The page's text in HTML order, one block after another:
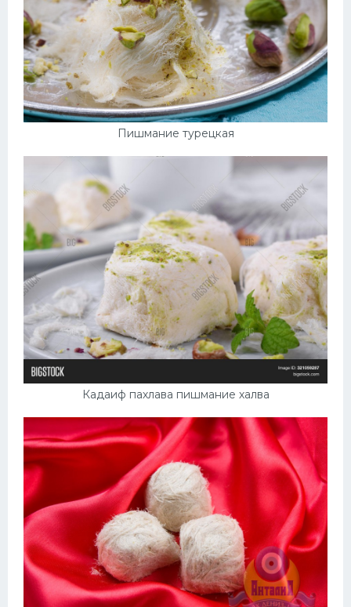
Пишмание турецкая
Кадаиф пахлава пишмание халва